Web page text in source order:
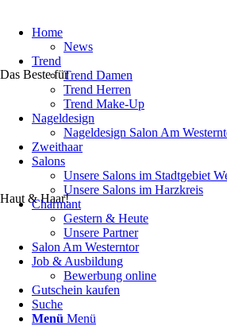
Das Beste für
Haut & Haar!
Home
News
Trend
Trend Damen
Trend Herren
Trend Make-Up
Nageldesign
Nageldesign Salon Am
Zweithaar
Salons
Unsere Salons im Stadtgebiet
Unsere Salons im Harzkreis
Charmant
Gestern & Heute
Unsere Partner
Salon Am Westerntor
Job & Ausbildung
Bewerbung online
Gutschein kaufen
Suche
Menü Menü